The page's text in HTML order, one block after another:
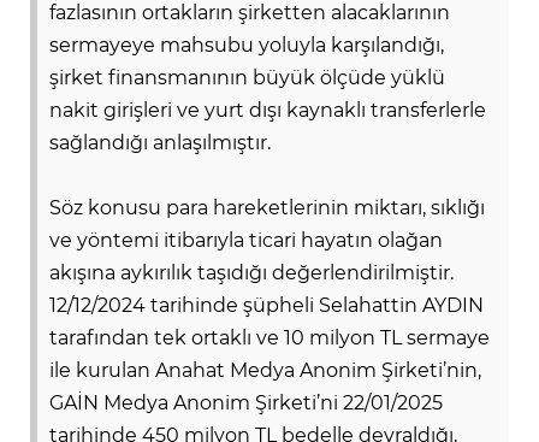
fazlasının ortakların şirketten alacaklarının
sermayeye mahsubu yoluyla karşılandığı,
şirket finansmanının büyük ölçüde yüklü
nakit girişleri ve yurt dışı kaynaklı transferlerle
sağlandığı anlaşılmıştır.
Söz konusu para hareketlerinin miktarı, sıklığı
ve yöntemi itibarıyla ticari hayatın olağan
akışına aykırılık taşıdığı değerlendirilmiştir.
12/12/2024 tarihinde şüpheli Selahattin AYDIN
tarafından tek ortaklı ve 10 milyon TL sermaye
ile kurulan Anahat Medya Anonim Şirketi’nin,
GAİN Medya Anonim Şirketi’ni 22/01/2025
tarihinde 450 milyon TL bedelle devraldığı,